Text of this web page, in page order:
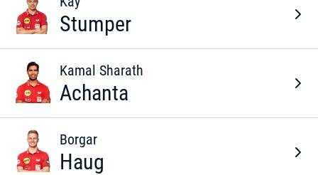
Stumper
Kamal Sharath
Achanta
Borgar
Haug